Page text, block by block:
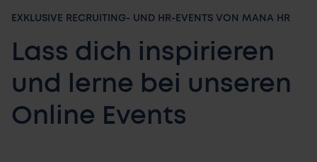
EXKLUSIVE RECRUITING- UND HR-EVENTS VON MANA HR
Lass dich inspirieren
und lerne bei unseren
Online Events